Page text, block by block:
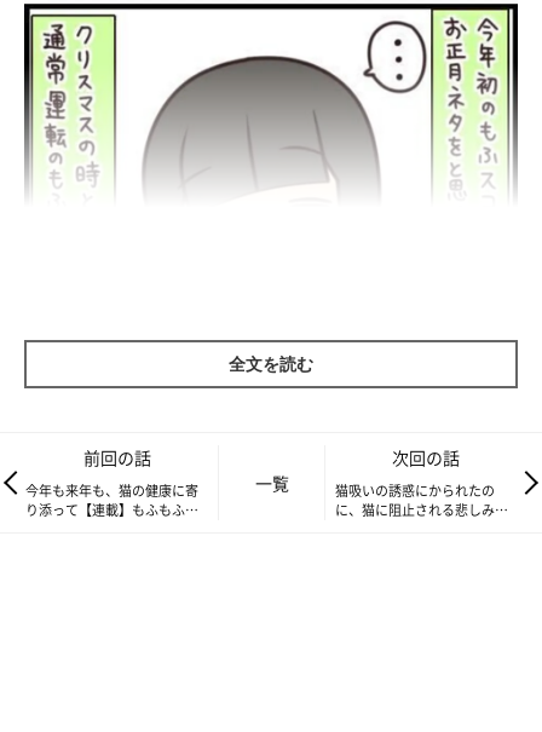
全文を読む
前回の話
今年も来年も、猫の健康に寄
り添って【連載】もふもふス
一覧
次回の話
猫吸いの誘惑にかられたの
に、猫に阻止される悲しみ